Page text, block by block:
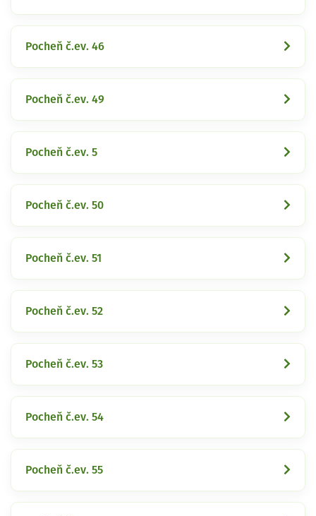
Pocheň č.ev. 46
Pocheň č.ev. 49
Pocheň č.ev. 5
Pocheň č.ev. 50
Pocheň č.ev. 51
Pocheň č.ev. 52
Pocheň č.ev. 53
Pocheň č.ev. 54
Pocheň č.ev. 55